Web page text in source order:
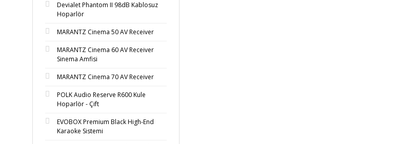
Devialet Phantom II 98dB Kablosuz
Hoparlör
MARANTZ Cinema 50 AV Receiver
MARANTZ Cinema 60 AV Receiver
Sinema Amfisi
MARANTZ Cinema 70 AV Receiver
POLK Audio Reserve R600 Kule
Hoparlör - Çift
EVOBOX Premium Black High-End
Karaoke Sistemi